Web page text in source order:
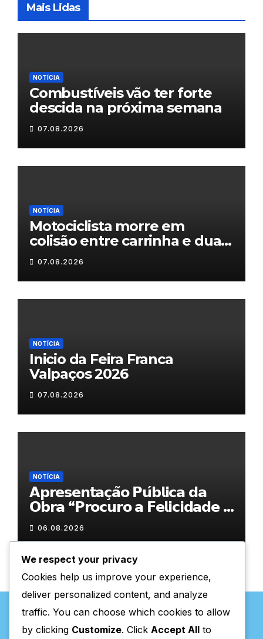
Mais Lidas
NOTÍCIA
Combustíveis vão ter forte
descida na próxima semana
07.08.2026
NOTÍCIA
Motociclista morre em
colisão entre carrinha e duas
motas em Chaves
07.08.2026
NOTÍCIA
Inicio da Feira Franca
Valpaços 2026
07.08.2026
NOTÍCIA
𝗔𝗽𝗿𝗲𝘀𝗲𝗻𝘁𝗮𝗰̧𝗮̃𝗼 𝗣𝘂́𝗯𝗹𝗶𝗰𝗮 𝗱𝗮
𝗢𝗯𝗿𝗮 “𝗣𝗿𝗼𝗰𝘂𝗿𝗼 𝗮 𝗙𝗲𝗹𝗶𝗰𝗶𝗱𝗮𝗱𝗲 𝗲
𝗲𝗹𝗮 𝗺𝗼𝗿𝗮 𝗰𝗼𝗺𝗶𝗴𝗼”
06.08.2026
We respect your privacy
Cookies help us improve your experience,
deliver personalized content, and analyze
traffic. You can choose which cookies to allow
by clicking Customize. Click Accept All to